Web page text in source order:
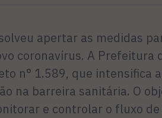
apertar as medidas
coronavírus. A Prefeitura
n° 1.589, que intensifica
na barreira sanitária. O
e controlar o fluxo